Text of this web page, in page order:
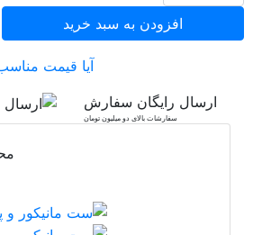
افزودن به سبد خرید
آیا قیمت
ارسال رایگان سفارش
سفارشات بالای دو میلیون تومان